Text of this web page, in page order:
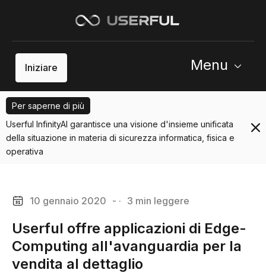
Iniziare Menu
Per saperne di più
Userful InfinityAI garantisce una visione d'insieme unificata
della situazione in materia di sicurezza informatica, fisica e
operativa
10 gennaio 2020 - · 3 min leggere
Userful offre applicazioni di Edge-
Computing all'avanguardia per la
vendita al dettaglio